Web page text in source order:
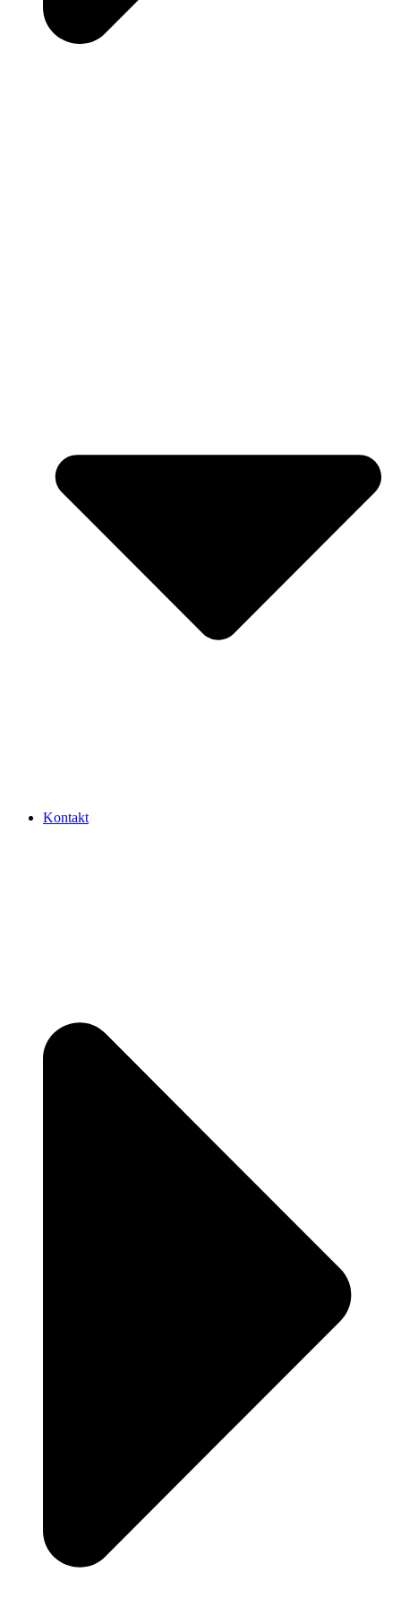
Kontakt